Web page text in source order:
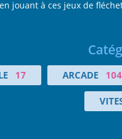
jouant à ces jeux de
17 ARCADE